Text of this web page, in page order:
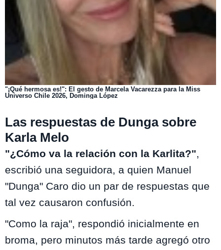
"¡Qué hermosa es!": El gesto de Marcela Vacarezza para la Miss
Universo Chile 2026, Dominga López
Las respuestas de Dunga sobre
Karla Melo
"¿Cómo va la relación con la Karlita?",
escribió una seguidora, a quien Manuel
"Dunga" Caro dio un par de respuestas que
tal vez causaron confusión.
"Como la raja", respondió inicialmente en
broma, pero minutos más tarde agregó otro